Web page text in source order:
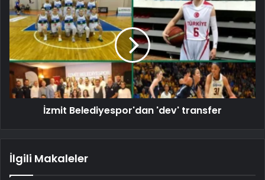
İzmit Belediyespor'dan 'dev' transfer
İlgili Makaleler